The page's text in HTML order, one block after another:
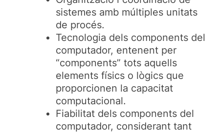
sistemes amb múltiples unitats
de procés.
Tecnologia dels components del
computador, entenent per
“components” tots aquells
elements físics o lògics que
proporcionen la capacitat
computacional.
Fiabilitat dels components del
computador, considerant tant